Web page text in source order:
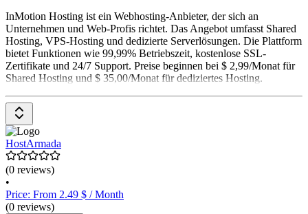
InMotion Hosting ist ein Webhosting-Anbieter, der sich an
Unternehmen und Web-Profis richtet. Das Angebot umfasst Shared
Hosting, VPS-Hosting und dedizierte Serverlösungen. Die Plattform
bietet Funktionen wie 99,99% Betriebszeit, kostenlose SSL-
Zertifikate und 24/7 Support. Preise beginnen bei $ 2,99/Monat für
Shared Hosting und $ 35,00/Monat für dediziertes Hosting.
HostArmada
(0 reviews)
•
Price: From 2.49 $ / Month
(0 reviews)